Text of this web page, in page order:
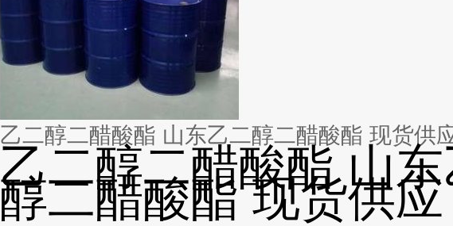
乙二醇二醋酸酯 山东乙二醇二醋酸酯 现货供
乙二醇二醋酸酯 山
醇二醋酸酯 现货供应